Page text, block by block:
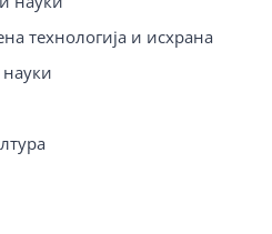
технологија и исхрана